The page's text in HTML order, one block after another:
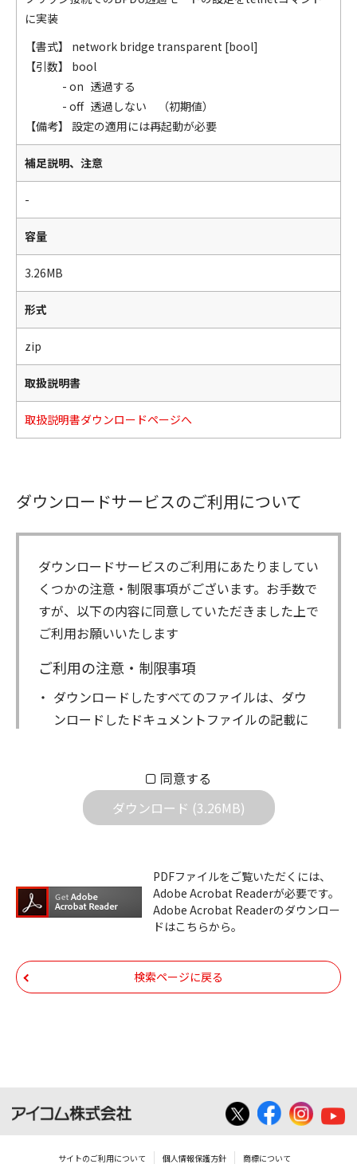
に実装
【書式】 network bridge transparent [bool]
【引数】 bool
- on 透過する
- off 透過しない （初期値）
【備考】 設定の適用には再起動が必要
補足説明、注意
-
容量
3.26MB
形式
zip
取扱説明書
取扱説明書ダウンロードページへ
ダウンロードサービスのご利用について
ダウンロードサービスのご利用にあたりましてい
くつかの注意・制限事項がございます。お手数で
すが、以下の内容に同意していただきました上で
ご利用お願いいたします
ご利用の注意・制限事項
ダウンロードしたすべてのファイルは、ダウ
ンロードしたドキュメントファイルの記載に
社は一切の責任を負いません。また、ファイ
ルの内容などの変更は一切行わないでくださ
機器のコントロールコマンドの仕様書、およ
びその他すべてのダウンロードファイルにつ
いての著作権を含むすべての権利は、アイコ
帰属します。ダウンロードしたファイルは、
個人で使用される以外にはご使用できませ
せんのでご了承ください。
告なく改良及び変更される場合があります。
同意する
ダウンロード (3.26MB)
PDFファイルをご覧いただくには、
Adobe Acrobat Readerが必要です。
Adobe Acrobat Readerのダウンロー
ドはこちらから。
検索ページに戻る
サイトのご利用について 個人情報保護方針 商標について